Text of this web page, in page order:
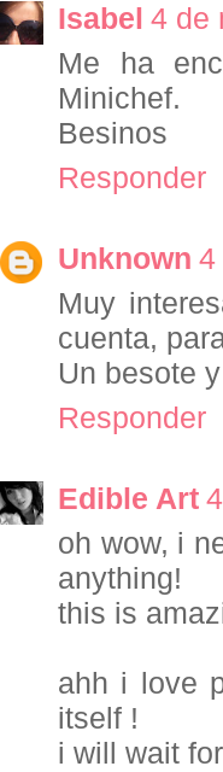
Isabel 4 de
Me ha
Minichef.
Besinos
Responder
Unknown 4
Muy
cuenta,
Un besote
Responder
Edible Art
oh wow, i
anything!
this is
ahh i love
itself !
i will wait